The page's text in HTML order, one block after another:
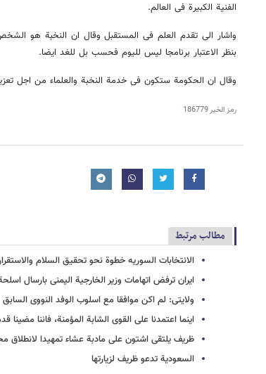
الفنیة الکبیرة فی العالم.
واشار الی تقدم العلم فی المستقبل وقال ان النخبة هو
بنظر الاعتبار برنامجا لیس للیوم فحسب بل للغد ایضا.
وقال ان الحکومة ستکون فی خدمة النخبة والعلماء من اجل
رمز الخبر186779
مطالب مرتبط
الانتخابات السوریه خطوة نحو تحقیق السلام
ایران ترفض اتهامات وزیر الخارجیة الیمنی بارسال
ولایتی: لم اکن موافقا مع اسلوب الوفد النووی السابق
اینما اعتمدنا علی القوی الشابة المؤمنة، فاننا
ظریف یلتقی اشتون علی مادبة عشاء تمهیدا لانطلاق
السعودیة تدعو ظریف لزیارتها